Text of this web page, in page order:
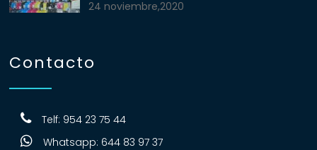
24 noviembre,2020
Contacto
Telf: 954 23 75 44
Whatsapp: 644 83 97 37